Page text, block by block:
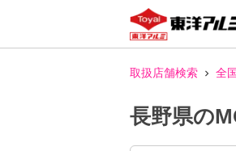
取扱店舗検索 全国
長野県の